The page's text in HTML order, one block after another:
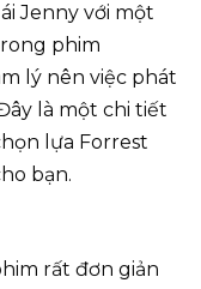
Jenny với một
phim
lý nên việc phát
là một chi tiết
lựa Forrest
bạn.
rất đơn giản